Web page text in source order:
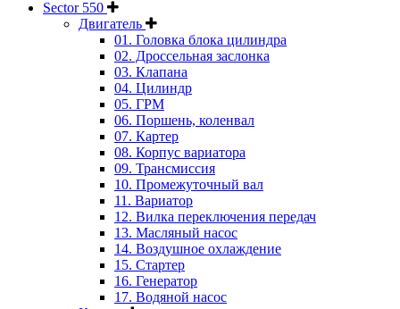
Sector 550
Двигатель
01. Головка блока цилиндра
02. Дроссельная заслонка
03. Клапана
04. Цилиндр
05. ГРМ
06. Поршень, коленвал
07. Картер
08. Корпус вариатора
09. Трансмиссия
10. Промежуточный вал
11. Вариатор
12. Вилка переключения передач
13. Масляный насос
14. Воздушное охлаждение
15. Стартер
16. Генератор
17. Водяной насос